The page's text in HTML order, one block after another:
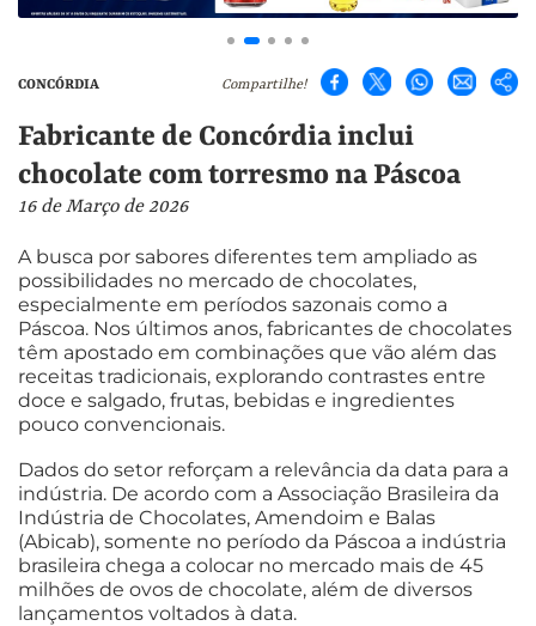
CONCÓRDIA Compartilhe!
Fabricante de Concórdia inclui
chocolate com torresmo na Páscoa
16 de Março de 2026
A busca por sabores diferentes tem ampliado as
possibilidades no mercado de chocolates,
especialmente em períodos sazonais como a
Páscoa. Nos últimos anos, fabricantes de chocolates
têm apostado em combinações que vão além das
receitas tradicionais, explorando contrastes entre
doce e salgado, frutas, bebidas e ingredientes
pouco convencionais.
Dados do setor reforçam a relevância da data para a
indústria. De acordo com a Associação Brasileira da
Indústria de Chocolates, Amendoim e Balas
(Abicab), somente no período da Páscoa a indústria
brasileira chega a colocar no mercado mais de 45
milhões de ovos de chocolate, além de diversos
lançamentos voltados à data.